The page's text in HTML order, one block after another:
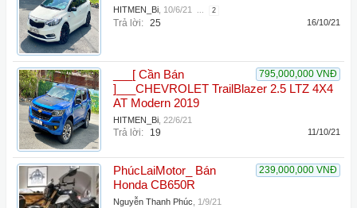
HITMEN_Bi 10/6/21 ... 2
Trả lời: 25 16/10/21
795,000,000 VNĐ
___[ Cần Bán
]___CHEVROLET TrailBlazer 2.5 LTZ 4X4
AT Modern 2019
HITMEN_Bi 22/6/21
Trả lời: 19 11/10/21
239,000,000 VNĐ
PhúcLaiMotor_ Bán
Honda CB650R
Nguyễn Thanh Phúc 1/9/21